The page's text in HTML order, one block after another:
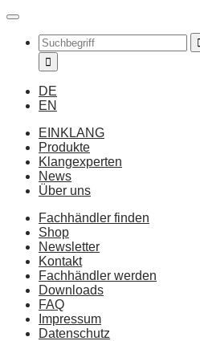
DE
EN
EINKLANG
Produkte
Klangexperten
News
Über uns
Fachhändler finden
Shop
Newsletter
Kontakt
Fachhändler werden
Downloads
FAQ
Impressum
Datenschutz